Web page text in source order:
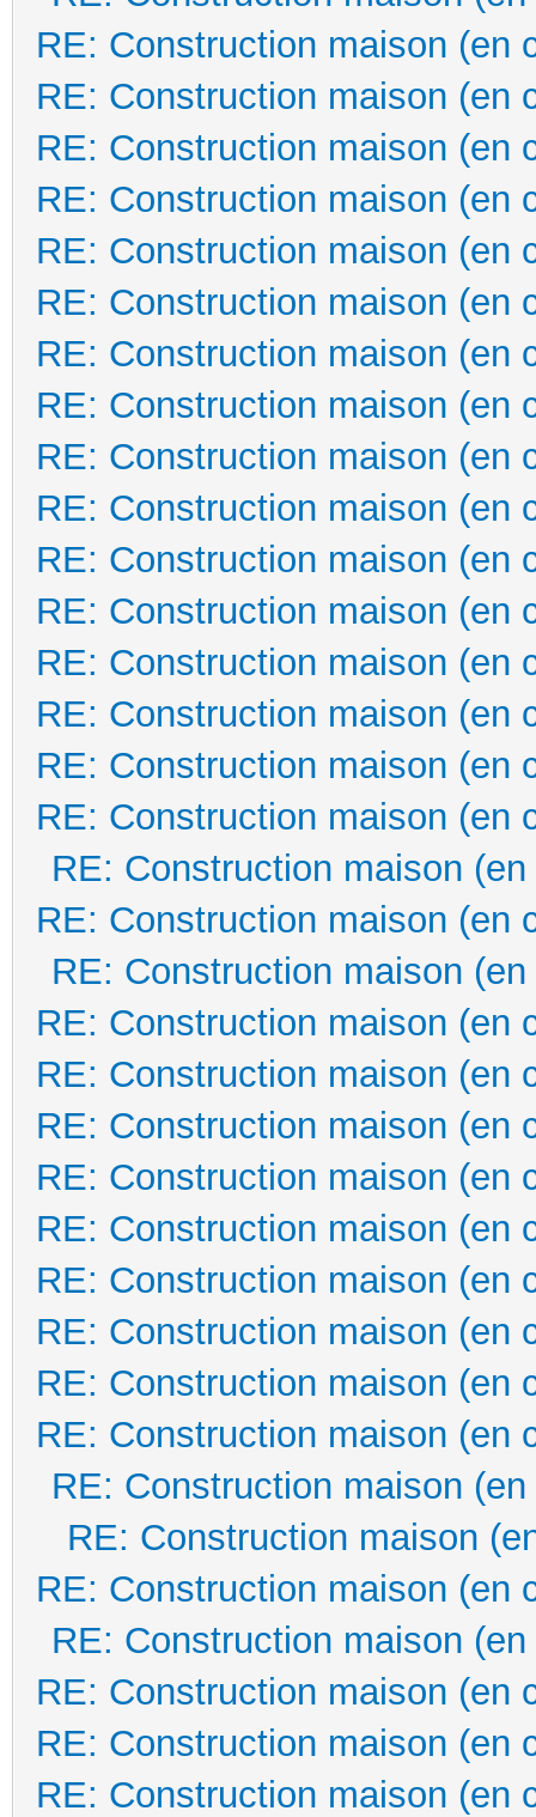
RE: Construction maison (en
RE: Construction maison (en
RE: Construction maison (en
RE: Construction maison (en
RE: Construction maison (en
RE: Construction maison (en
RE: Construction maison (en
RE: Construction maison (en
RE: Construction maison (en
RE: Construction maison (en
RE: Construction maison (en
RE: Construction maison (en
RE: Construction maison (en
RE: Construction maison (en
RE: Construction maison (en
RE: Construction maison (en
RE: Construction maison
RE: Construction maison (en
RE: Construction maison
RE: Construction maison (en
RE: Construction maison (en
RE: Construction maison (en
RE: Construction maison (en
RE: Construction maison (en
RE: Construction maison (en
RE: Construction maison (en
RE: Construction maison (en
RE: Construction maison (en
RE: Construction maison
RE: Construction maison
RE: Construction maison (en
RE: Construction maison
RE: Construction maison (en
RE: Construction maison (en
RE: Construction maison (en